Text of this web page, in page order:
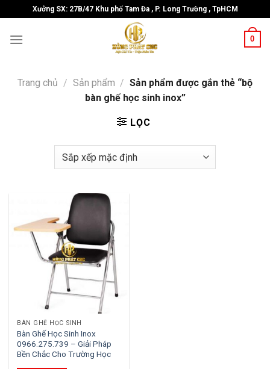
to
content
Xưởng SX: 27B/47 Khu phố Tam Đa , P. Long Trường , TpHCM
0
Trang chủ / Sản phẩm / Sản phẩm được gắn thẻ “bộ
bàn ghế học sinh inox”
LỌC
BÀN GHẾ HỌC SINH
Bàn Ghế Học Sinh Inox
0966.275.739 – Giải Pháp
Bền Chắc Cho Trường Học